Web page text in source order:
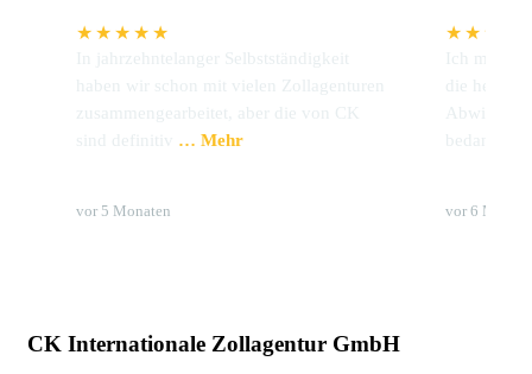
★★★★★
In jahrzehntelanger Selbstständigkeit
haben wir schon mit vielen Zollagenturen
zusammengearbeitet, aber die von CK
sind definitiv … Mehr
vor 5 Monaten
Ich
die
bedanken.
vor 6
CK Internationale Zollagentur GmbH